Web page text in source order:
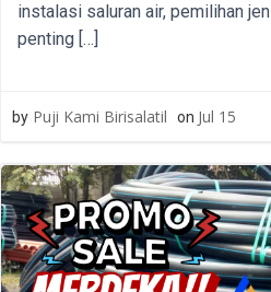
instalasi saluran air, pemilihan
penting […]
by Puji Kami Birisalatil on Jul 15